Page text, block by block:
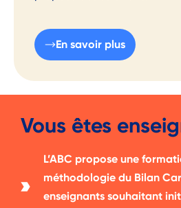
En savoir plus
Vous êtes
L’ABC propose une
méthodologie du Bilan
enseignants souhaitant